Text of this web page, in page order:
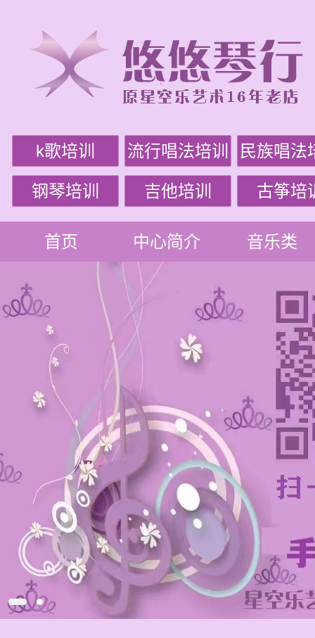
k歌培训 流行唱法培训 民族唱法
钢琴培训 吉他培训 古筝培
首页 中心简介 音乐类